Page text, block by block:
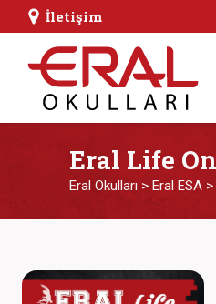
İletişim
Eral Life
Eral Okulları > Eral ESA >